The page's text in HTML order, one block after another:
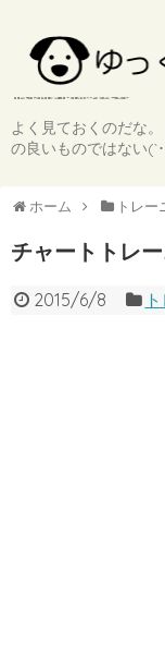
よく見ておくのだな
の良いものではない(`
ホーム トレー
チャートトレ
2015/6/8